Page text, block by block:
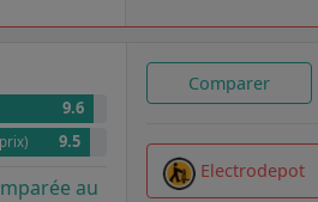
9.6
9.5
au
Comparer
Electrodepot